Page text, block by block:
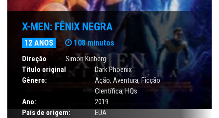
X-MEN: FÊNIX NEGRA
12 ANOS 108 minutos
Direção
Simon Kinberg
Título original
Dark Phoenix
Gênero:
Ação,Aventura,Ficção
Científica,HQs
Ano:
2019
País de origem:
EUA